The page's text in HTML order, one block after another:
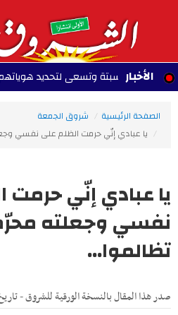
الأخبارسبتة وتسعى لتحديد هوياتهم
الصفحة الرئيسية
شروق الجمعة
يا عبادي إنّي حرمت الظلم على نفسي
يا عبادي إنّي حرمت
نفسي وجعلته
تظالموا...
صدر هذا المقال بالنسخة الورقية للشروق - تاريخ النشر :